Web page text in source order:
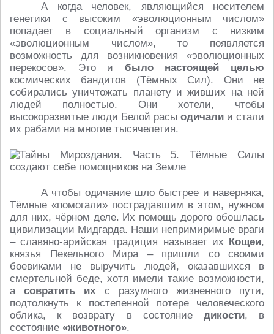
А когда человек, являющийся носителем
генетики с высоким «эволюционным числом»
попадает в социальный организм с низким
«эволюционным числом», то появляется
возможность для возникновения «эволюционных
перекосов». Это и было настоящей целью
космических бандитов (Тёмных Сил). Они не
собирались уничтожать планету и живших на ней
людей полностью. Они хотели, чтобы
высокоразвитые люди Белой расы одичали и стали
их рабами на многие тысячелетия.
А чтобы одичание шло быстрее и наверняка,
Тёмные «помогали» пострадавшим в этом, нужном
для них, чёрном деле. Их помощь дорого обошлась
цивилизации Мидгарда. Наши непримиримые враги
– славяно-арийская традиция называет их Кощеи,
князья Пекельного Мира – пришли со своими
боевиками не выручить людей, оказавшихся в
смертельной беде, хотя имели такие возможности,
асовратить их с разумного жизненного пути,
подтолкнуть к постепенной потере человеческого
облика, к возврату в состояние дикости, в
состояние «животного».